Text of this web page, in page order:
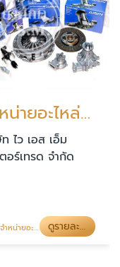
จำหน่ายอะไหล่รถบรรทุก รถสิบล้อ
ไว เอส เอ็ม
อร์เทรด จำกัด
ายอะไหล่รถบรรทุก รถสิบล้อ ดูรายละเอียด